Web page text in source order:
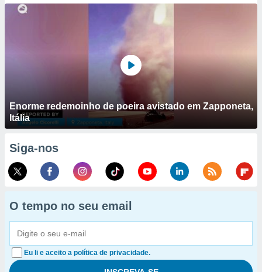
Enorme redemoinho de poeira avistado em Zapponeta,
Itália
Siga-nos
O tempo no seu email
Eu li e aceito a política de privacidade.